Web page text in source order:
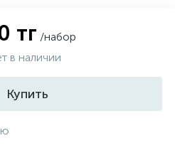
тг /набор
в наличии
Купить